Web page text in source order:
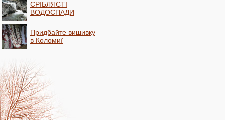
СРІБЛЯСТІ
ВОДОСПАДИ
Придбайте вишивку
в Коломиї